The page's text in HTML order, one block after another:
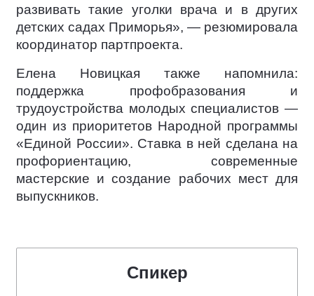
развивать такие уголки врача и в других
детских садах Приморья», — резюмировала
координатор партпроекта.
Елена Новицкая также напомнила:
поддержка профобразования и
трудоустройства молодых специалистов —
один из приоритетов Народной программы
«Единой России». Ставка в ней сделана на
профориентацию, современные
мастерские и создание рабочих мест для
выпускников.
Спикер